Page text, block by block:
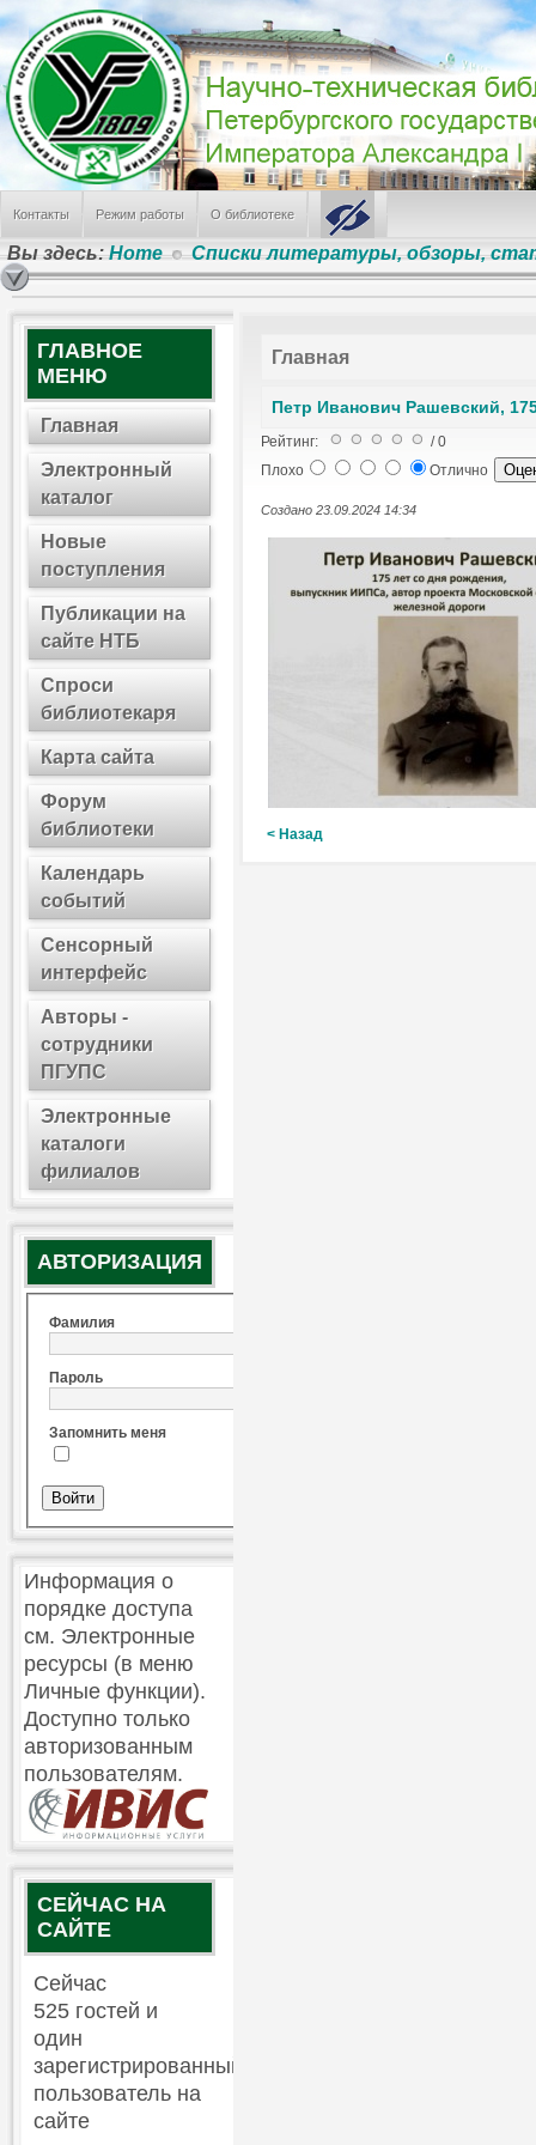
Контакты Режим работы О библиотеке
Вы здесь:Home Списки литературы, обзоры,
День железнодорожника
ПГУПС заслужил грант в Федеральном конкурсе
Режим работы НТБ летом 2026 года
В поиске альма-матер
Вручение красных дипломов выпускникам ПГУПС
САМЫЕ ПОПУЛЯРНЫЕ
Режим работы отделов Научно-технической библиотеки
Электронные Ресурсы
Информация о библиотеке
Лабораторная работа по физике № 100
ГЛАВНОЕ
МЕНЮ
Главная
Электронный
каталог
Новые
поступления
Публикации на
сайте НТБ
Спроси
библиотекаря
Карта сайта
Форум
библиотеки
Календарь
событий
Сенсорный
интерфейс
Авторы -
сотрудники
ПГУПС
Электронные
каталоги
филиалов
АВТОРИЗАЦИЯ
Фамилия
Пароль
Запомнить меня
Информация о
порядке доступа
см. Электронные
ресурсы (в меню
Личные функции).
Доступно только
авторизованным
пользователям.
СЕЙЧАС НА
САЙТЕ
Сейчас
525 гостей и
один
зарегистрированный
пользователь на
сайте
Главная
Петр Иванович Рашевский,
Рейтинг:
/ 0
Плохо
Отлично
Создано 23.09.2024 14:34
< Назад